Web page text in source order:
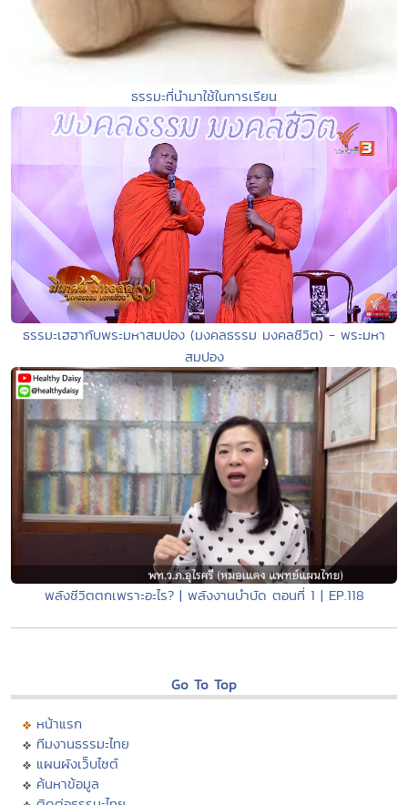
ธรรมะที่นำมาใช้ในการเรียน
ธรรมะเฮฮากับพระมหาสมปอง (มงคลธรรม มงคลชีวิต) - พระมหา
สมปอง
พลังชีวิตตกเพราะอะไร? | พลังงานบำบัด ตอนที่ 1 | EP.118
Go To Top
หน้าแรก
ทีมงานธรรมะไทย
แผนผังเว็บไซต์
ค้นหาข้อมูล